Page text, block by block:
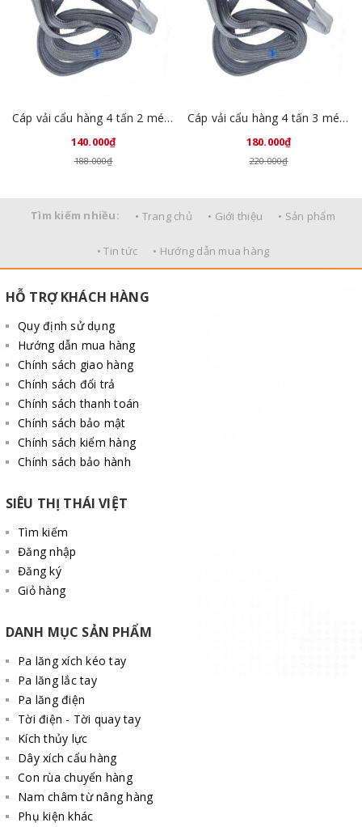
Cáp vải cẩu hàng 4 tấn 2 mét Trung Quốc
140.000₫
188.000₫
Cáp vải cẩu hàng 4 tấn 3 mét Trung Quốc
180.000₫
220.000₫
Tìm kiếm nhiều: • Trang chủ • Giới thiệu • Sản phẩm
• Tin tức • Hướng dẫn mua hàng
HỖ TRỢ KHÁCH HÀNG
Quy định sử dụng
Hướng dẫn mua hàng
Chính sách giao hàng
Chính sách đổi trả
Chính sách thanh toán
Chính sách bảo mật
Chính sách kiểm hàng
Chính sách bảo hành
SIÊU THỊ THÁI VIỆT
Tìm kiếm
Đăng nhập
Đăng ký
Giỏ hàng
DANH MỤC SẢN PHẨM
Pa lăng xích kéo tay
Pa lăng lắc tay
Pa lăng điện
Tời điện - Tời quay tay
Kích thủy lực
Dây xích cẩu hàng
Con rùa chuyển hàng
Nam châm từ nâng hàng
Phụ kiện khác